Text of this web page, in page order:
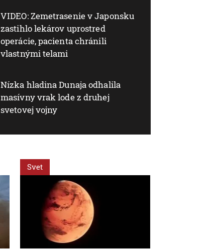
VIDEO: Zemetrasenie v Japonsku
zastihlo lekárov uprostred
operácie, pacienta chránili
vlastnými telami
Nízka hladina Dunaja odhalila
masívny vrak lode z druhej
svetovej vojny
Svet